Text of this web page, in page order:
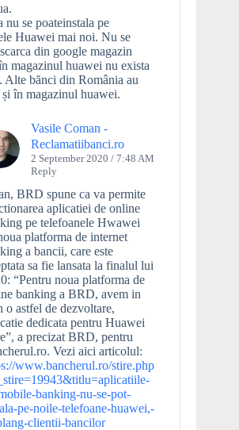
nu se poateinstala pe
Huawei mai noi. Nu se
din google magazin
magazinul huawei nu exista
Alte bănci din România au
în magazinul huawei.
Vasile Coman -
Reclamatiibanci.ro
2 September 2020 / 7:48 AM
Reply
BRD spune ca va permite
aplicatiei de online
pe telefoanele Hwawei
platforma de internet
a bancii, care este
sa fie lansata la finalul lui
“Pentru noua platforma de
banking a BRD, avem in
o astfel de dezvoltare,
dedicata pentru Huawei
a precizat BRD, pentru
Vezi aici articolul:
www.bancherul.ro/stire.php
banking-nu-se-pot-
pe-noile-telefoane-huawei,-
clientii-bancilor